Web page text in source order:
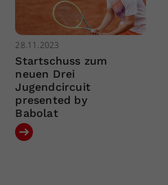
28.11.2023
Startschuss zum
neuen Drei
Jugendcircuit
presented by
Babolat